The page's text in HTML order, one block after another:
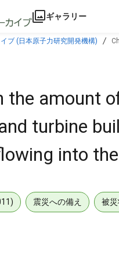
ギャラリー
ブ (日本原子力研究開発機構)
the amount
turbine
into
震災への備え 被災